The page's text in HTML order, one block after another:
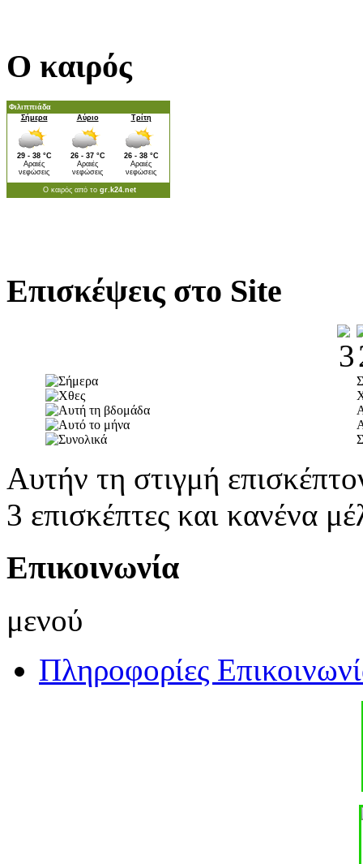
Ο καιρός
Επισκέψεις στο Site
Αυτήν τη στιγμή
3 επισκέπτες και κανένα
Επικοινωνία
μενού
Πληροφορίες